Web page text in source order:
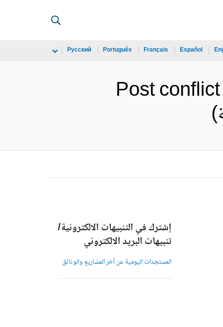
Español
Français
Português
Русский
Post
إشترك في التنبيهات الالكترونية/
تنبيهات البريد الالكتروني
المستجدات اليومية عن آخر المشاريع والوثائق